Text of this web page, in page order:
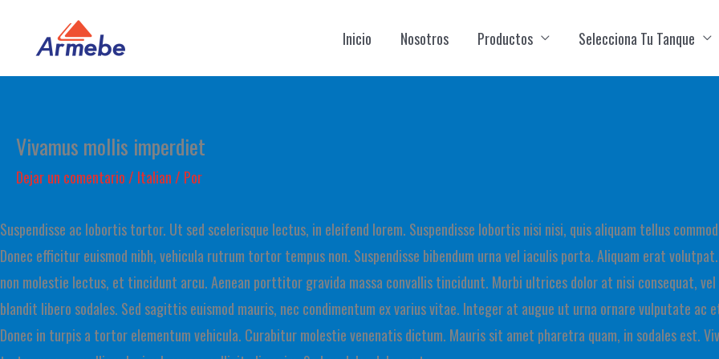
Inicio Nosotros Productos Selecciona Tu Tanque
Vivamus mollis imperdiet
Dejar un comentario / Italian / Por
Suspendisse ac lobortis tortor. Ut sed scelerisque lectus, in eleifend lorem. Suspendisse lobortis nisi nisi, quis aliquam tellus
Donec efficitur euismod nibh, vehicula rutrum tortor tempus non. Suspendisse bibendum urna vel iaculis porta. Aliquam erat volutpat.
non molestie lectus, et tincidunt arcu. Aenean porttitor gravida massa convallis tincidunt. Morbi ultrices dolor at nisi consequat, vel
blandit libero sodales. Sed sagittis euismod mauris, nec condimentum ex varius vitae. Integer at augue ut urna ornare vulputate ac
Donec in turpis a tortor elementum vehicula. Curabitur molestie venenatis dictum. Mauris sit amet pharetra quam, in sodales est.